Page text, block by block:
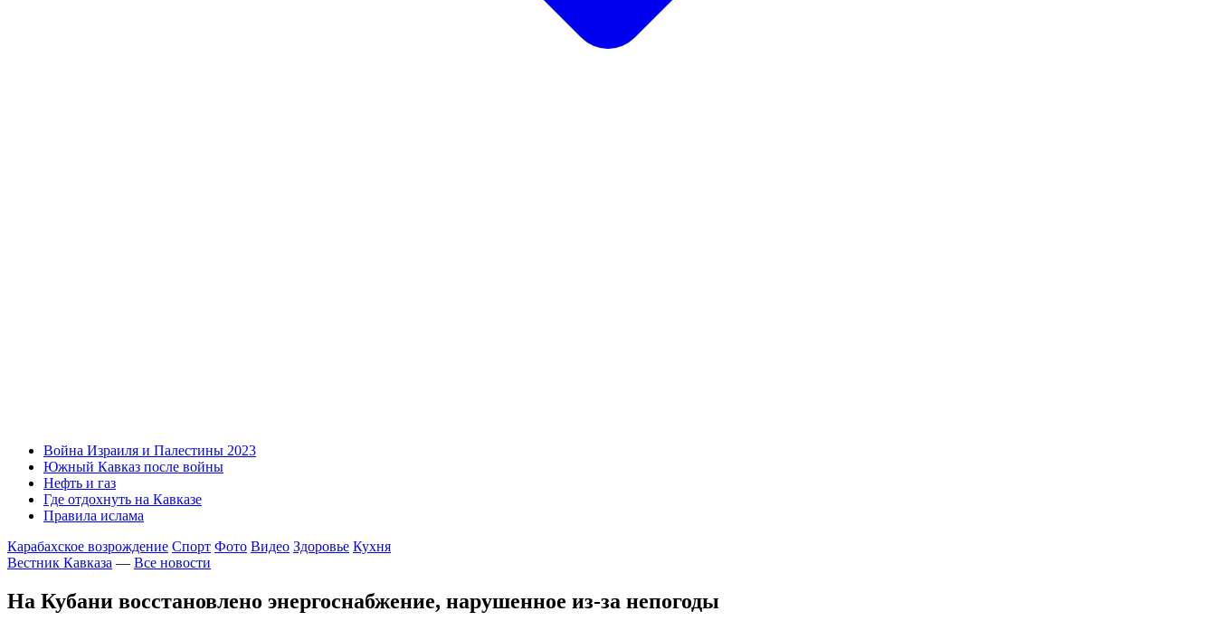
Война Израиля и Палестины 2023
Южный Кавказ после войны
Нефть и газ
Где отдохнуть на Кавказе
Правила ислама
Карабахское возрождение Спорт Фото Видео Здоровье Кухня
Вестник Кавказа — Все новости
На Кубани восстановлено энергоснабжение, нарушенное из-за непогоды